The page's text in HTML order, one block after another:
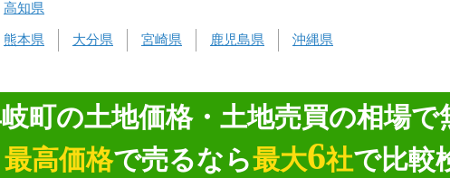
高知県
熊本県 大分県 宮崎県 鹿児島県 沖縄県
町の土地価格・土地売買の相場で
最高価格で売るなら最大6社で比較